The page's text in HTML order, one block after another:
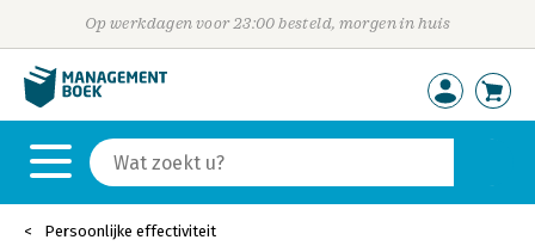
Op werkdagen voor 23:00 besteld, morgen in huis
Persoonlijke effectiviteit